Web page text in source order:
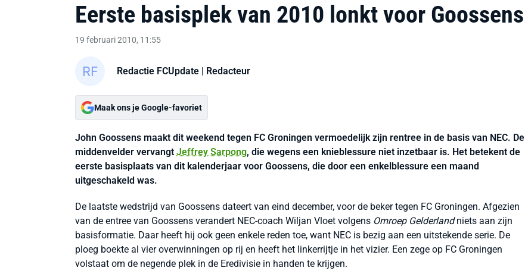
Eerste basisplek van 2010 lonkt voor Goossens
19 februari 2010, 11:55
Redactie FCUpdate | Redacteur
Maak ons je Google-favoriet
John Goossens maakt dit weekend tegen FC Groningen vermoedelijk zijn rentree in de basis van NEC. De
middenvelder vervangt Jeffrey Sarpong, die wegens een knieblessure niet inzetbaar is. Het betekent de
eerste basisplaats van dit kalenderjaar voor Goossens, die door een enkelblessure een maand
uitgeschakeld was.
De laatste wedstrijd van Goossens dateert van eind december, voor de beker tegen FC Groningen. Afgezien
van de entree van Goossens verandert NEC-coach Wiljan Vloet volgens Omroep Gelderlandniets aan zijn
basisformatie. Daar heeft hij ook geen enkele reden toe, want NEC is bezig aan een uitstekende serie. De
ploeg boekte al vier overwinningen op rij en heeft het linkerrijtje in het vizier. Een zege op FC Groningen
volstaat om de negende plek in de Eredivisie in handen te krijgen.